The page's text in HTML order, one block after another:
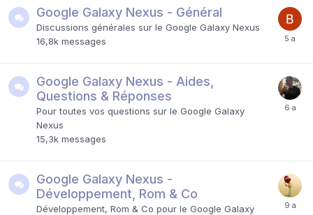
Google Galaxy Nexus - Général
Discussions générales sur le Google Galaxy Nexus
16,8k messages
Google Galaxy Nexus - Aides,
Questions & Réponses
Pour toutes vos questions sur le Google Galaxy
Nexus
15,3k messages
Google Galaxy Nexus -
Développement, Rom & Co
Développement, Rom & Co pour le Google Galaxy